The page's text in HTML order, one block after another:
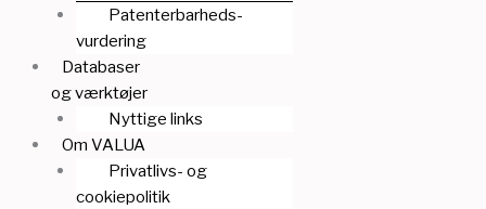
Patenterbarheds-
vurdering
Databaser
og værktøjer
Nyttige links
Om VALUA
Privatlivs- og
cookiepolitik